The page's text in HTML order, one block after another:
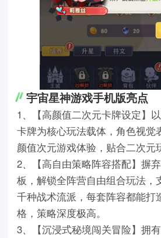
宇宙星神游戏手机版亮点
1、【高颜值二次元卡牌设定】
卡牌为核心玩法载体，角色视觉
颜值次元游戏体验，贴合二次元
2、【高自由策略阵容搭配】摒
板，解锁全阵营自由组合玩法，
千种战术流派，每套阵容都能打
格，策略深度极高。
3、【沉浸式秘境闯关冒险】拥